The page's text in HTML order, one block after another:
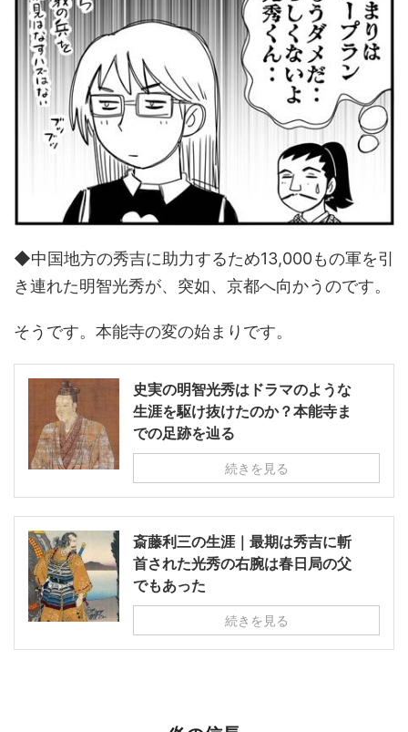
◆中国地方の秀吉に助力するため13,000もの軍を引
き連れた明智光秀が、突如、京都へ向かうのです。
そうです。本能寺の変の始まりです。
史実の明智光秀はドラマのような
生涯を駆け抜けたのか？本能寺ま
での足跡を辿る
続きを見る
斎藤利三の生涯｜最期は秀吉に斬
首された光秀の右腕は春日局の父
でもあった
続きを見る